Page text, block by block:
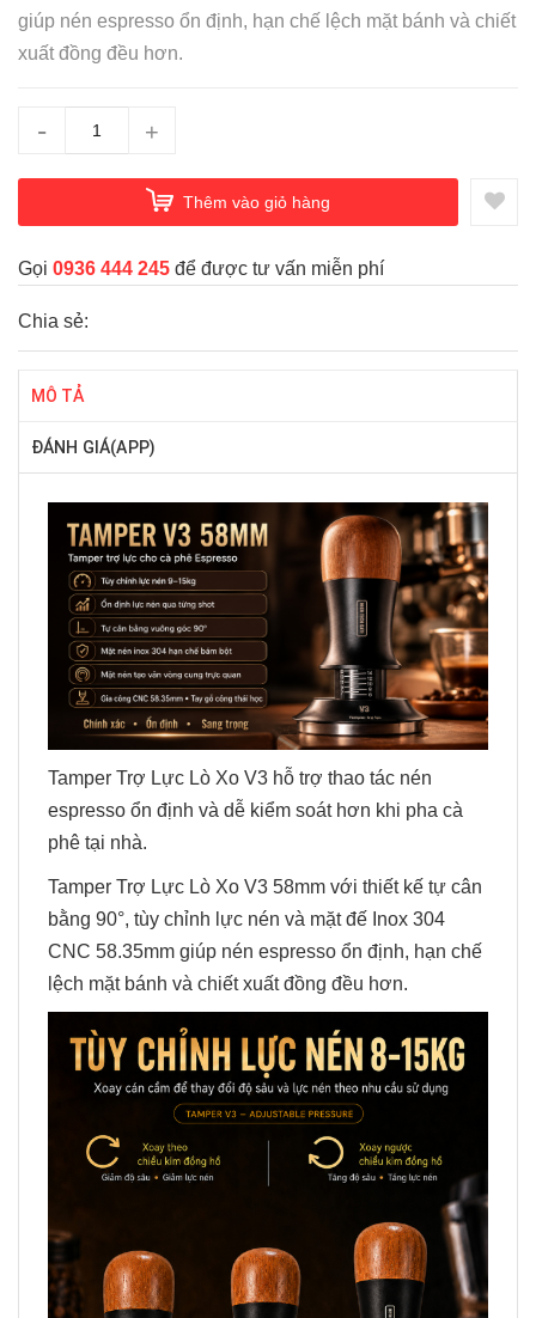
giúp nén espresso ổn định, hạn chế lệch mặt bánh và chiết
xuất đồng đều hơn.
- +
Thêm vào giỏ hàng
Gọi 0936 444 245 để được tư vấn miễn phí
Chia sẻ:
MÔ TẢ
ĐÁNH GIÁ(APP)
Tamper Trợ Lực Lò Xo V3 hỗ trợ thao tác nén
espresso ổn định và dễ kiểm soát hơn khi pha cà
phê tại nhà.
Tamper Trợ Lực Lò Xo V3 58mm với thiết kế tự cân
bằng 90°, tùy chỉnh lực nén và mặt đế Inox 304
CNC 58.35mm giúp nén espresso ổn định, hạn chế
lệch mặt bánh và chiết xuất đồng đều hơn.